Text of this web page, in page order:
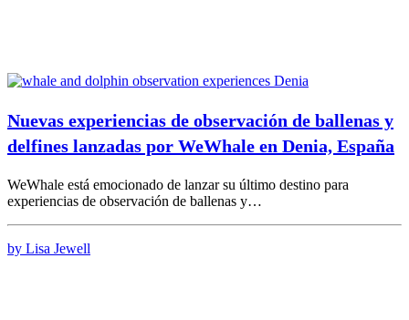
Nuevas experiencias de observación de ballenas y
delfines lanzadas por WeWhale en Denia, España
WeWhale está emocionado de lanzar su último destino para
experiencias de observación de ballenas y…
by Lisa Jewell